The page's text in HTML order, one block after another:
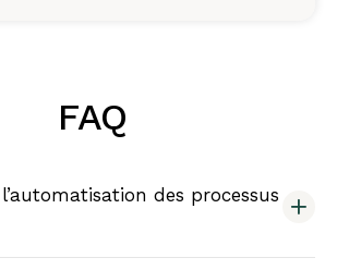
FAQ
des processus